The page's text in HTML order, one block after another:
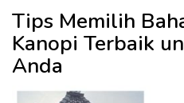
Tips Memilih
Kanopi Terbaik
Anda